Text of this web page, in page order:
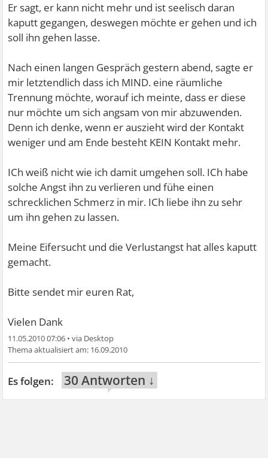
Er sagt, er kann nicht mehr und ist seelisch daran
kaputt gegangen, deswegen möchte er gehen und ich
soll ihn gehen lasse.
Nach einen langen Gespräch gestern abend, sagte er
mir letztendlich dass ich MIND. eine räumliche
Trennung möchte, worauf ich meinte, dass er diese
nur möchte um sich angsam von mir abzuwenden.
Denn ich denke, wenn er auszieht wird der Kontakt
weniger und am Ende besteht KEIN Kontakt mehr.
ICh weiß nicht wie ich damit umgehen soll. ICh habe
solche Angst ihn zu verlieren und fühe einen
schrecklichen Schmerz in mir. ICh liebe ihn zu sehr
um ihn gehen zu lassen.
Meine Eifersucht und die Verlustangst hat alles kaputt
gemacht.
Bitte sendet mir euren Rat,
Vielen Dank
11.05.2010 07:06 •
16.09.2010
30 Antworten ↓